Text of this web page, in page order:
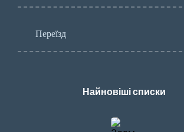
Переїзд
Найновіші списки